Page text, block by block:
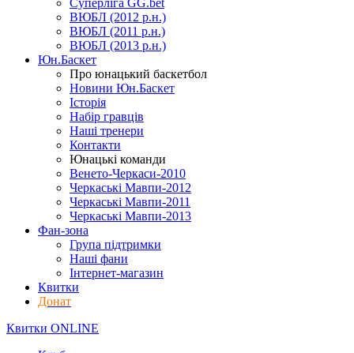
Суперліга GG.bet
ВЮБЛ (2012 р.н.)
ВЮБЛ (2011 р.н.)
ВЮБЛ (2013 р.н.)
Юн.Баскет
Про юнацький баскетбол
Новини Юн.Баскет
Історія
Набір гравців
Наші тренери
Контакти
Юнацькі команди
Венето-Черкаси-2010
Черкаські Мавпи-2012
Черкаські Мавпи-2011
Черкаські Мавпи-2013
Фан-зона
Група підтримки
Наші фани
Інтернет-магазин
Квитки
Донат
Квитки ONLINE